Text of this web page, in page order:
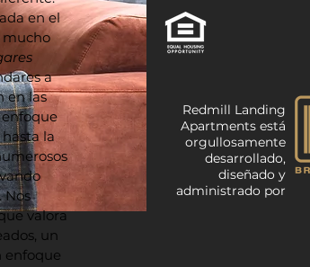
en el
mucho
a
en las
la
Nos
valora
un
enfoque
Redmill Landing
Apartments está
orgullosamente
desarrollado,
diseñado y
administrado por